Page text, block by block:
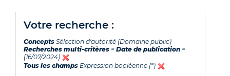
votre recherche :
Concepts Sélection d'autorité (Domaine public)
Recherches multi-critères = Date de publication =
(16/07/2024)
Tous les champs Expression booléenne (*)